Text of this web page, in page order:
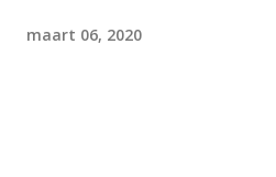
maart 06, 2020